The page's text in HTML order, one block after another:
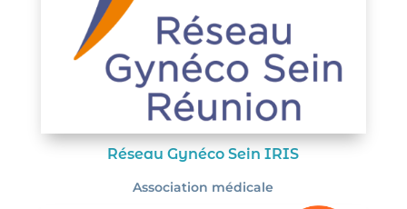
Réseau Gynéco Sein IRIS
Association médicale